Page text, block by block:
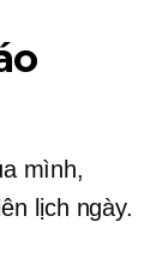
mình,
lịch ngày.